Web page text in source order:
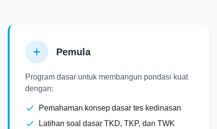
Pemula
Program dasar untuk membangun pondasi kuat
dengan:
Pemahaman konsep dasar tes kedinasan
Latihan soal dasar TKD, TKP, dan TWK